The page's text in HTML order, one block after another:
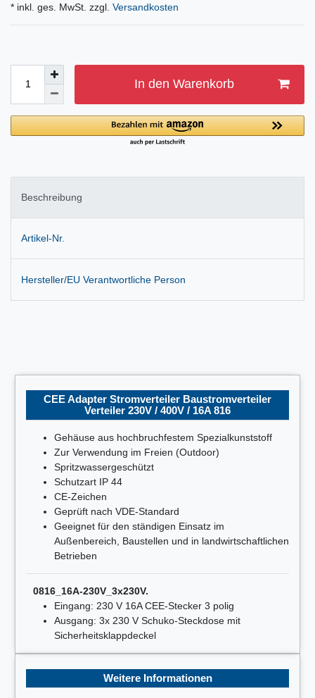
* inkl. ges. MwSt. zzgl. Versandkosten
In den Warenkorb
Beschreibung
Artikel-Nr.
Hersteller/EU Verantwortliche Person
CEE Adapter Stromverteiler Baustromverteiler
Verteiler 230V / 400V / 16A 816
Gehäuse aus hochbruchfestem Spezialkunststoff
Zur Verwendung im Freien (Outdoor)
Spritzwassergeschützt
Schutzart IP 44
CE-Zeichen
Geprüft nach VDE-Standard
Geeignet für den ständigen Einsatz im
Außenbereich, Baustellen und in landwirtschaftlichen
Betrieben
0816_16A-230V_3x230V.
Eingang: 230 V 16A CEE-Stecker 3 polig
Ausgang: 3x 230 V Schuko-Steckdose mit
Sicherheitsklappdeckel
Weitere Informationen